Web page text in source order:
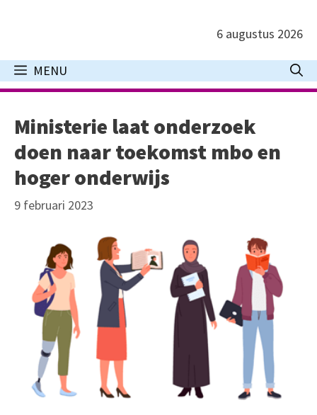
inhoud
6 augustus 2026
MENU
Ministerie laat onderzoek
doen naar toekomst mbo en
hoger onderwijs
9 februari 2023